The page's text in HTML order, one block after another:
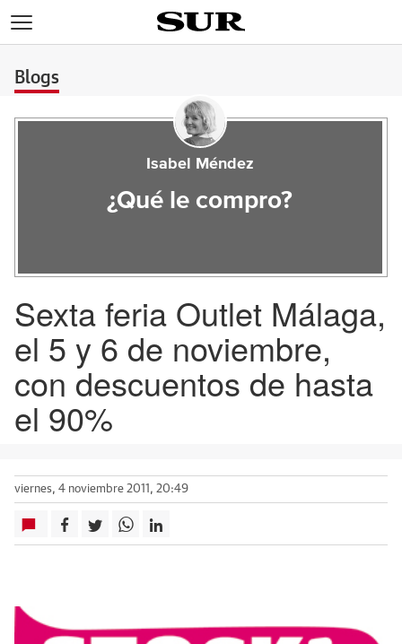
Blogs
Isabel Méndez
¿Qué le compro?
Sexta feria Outlet Málaga,
el 5 y 6 de noviembre,
con descuentos de hasta
el 90%
viernes, 4 noviembre 2011, 20:49